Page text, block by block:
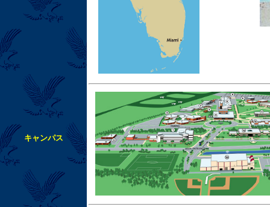
キャンパス